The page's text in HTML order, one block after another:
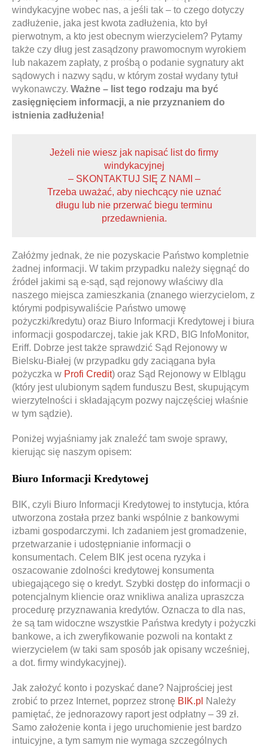
windykacyjne wobec nas, a jeśli tak – to czego dotyczy
zadłużenie, jaka jest kwota zadłużenia, kto był
pierwotnym, a kto jest obecnym wierzycielem? Pytamy
także czy dług jest zasądzony prawomocnym wyrokiem
lub nakazem zapłaty, z prośbą o podanie sygnatury akt
sądowych i nazwy sądu, w którym został wydany tytuł
wykonawczy. Ważne – list tego rodzaju ma być
zasięgnięciem informacji, a nie przyznaniem do
istnienia zadłużenia!
Jeżeli nie wiesz jak napisać list do firmy
windykacyjnej
– SKONTAKTUJ SIĘ Z NAMI –
Trzeba uważać, aby niechcący nie uznać
długu lub nie przerwać biegu terminu
przedawnienia.
Załóżmy jednak, że nie pozyskacie Państwo kompletnie
żadnej informacji. W takim przypadku należy sięgnąć do
źródeł jakimi są e-sąd, sąd rejonowy właściwy dla
naszego miejsca zamieszkania (znanego wierzycielom, z
którymi podpisywaliście Państwo umowę
pożyczki/kredytu) oraz Biuro Informacji Kredytowej i biura
informacji gospodarczej, takie jak KRD, BIG InfoMonitor,
Eriff. Dobrze jest także sprawdzić Sąd Rejonowy w
Bielsku-Białej (w przypadku gdy zaciągana była
pożyczka w Profi Credit) oraz Sąd Rejonowy w Elblągu
(który jest ulubionym sądem funduszu Best, skupującym
wierzytelności i składającym pozwy najczęściej właśnie
w tym sądzie).
Poniżej wyjaśniamy jak znaleźć tam swoje sprawy,
kierując się naszym opisem:
Biuro Informacji Kredytowej
BIK, czyli Biuro Informacji Kredytowej to instytucja, która
utworzona została przez banki wspólnie z bankowymi
izbami gospodarczymi. Ich zadaniem jest gromadzenie,
przetwarzanie i udostępnianie informacji o
konsumentach. Celem BIK jest ocena ryzyka i
oszacowanie zdolności kredytowej konsumenta
ubiegającego się o kredyt. Szybki dostęp do informacji o
potencjalnym kliencie oraz wnikliwa analiza upraszcza
procedurę przyznawania kredytów. Oznacza to dla nas,
że są tam widoczne wszystkie Państwa kredyty i pożyczki
bankowe, a ich zweryfikowanie pozwoli na kontakt z
wierzycielem (w taki sam sposób jak opisany wcześniej,
a dot. firmy windykacyjnej).
Jak założyć konto i pozyskać dane? Najprościej jest
zrobić to przez Internet, poprzez stronę BIK.pl Należy
pamiętać, że jednorazowy raport jest odpłatny – 39 zł.
Samo założenie konta i jego uruchomienie jest bardzo
intuicyjne, a tym samym nie wymaga szczególnych